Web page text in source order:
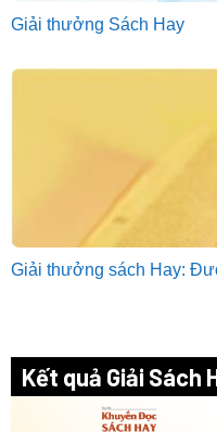
Giải thưởng Sách Hay
Giải thưởng sách Hay:
Kết quả Giải Sách